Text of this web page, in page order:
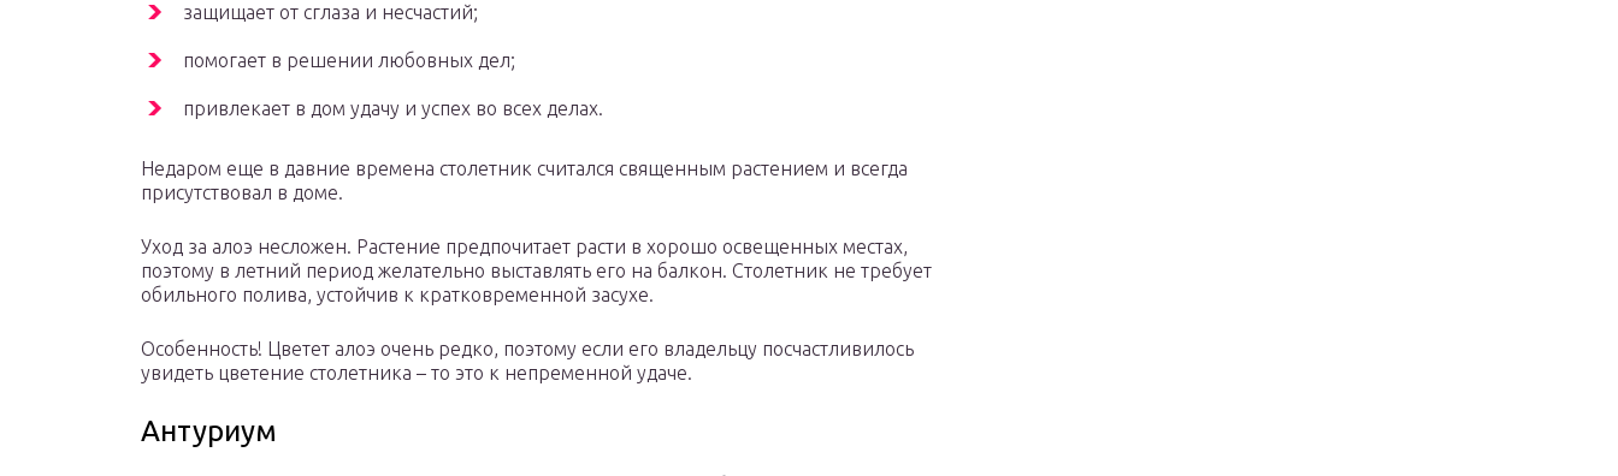
защищает от сглаза и несчастий;
помогает в решении любовных дел;
привлекает в дом удачу и успех во всех делах.
Недаром еще в давние времена столетник считался священным растением и всегда
присутствовал в доме.
Уход за алоэ несложен. Растение предпочитает расти в хорошо освещенных местах,
поэтому в летний период желательно выставлять его на балкон. Столетник не требует
обильного полива, устойчив к кратковременной засухе.
Особенность! Цветет алоэ очень редко, поэтому если его владельцу посчастливилось
увидеть цветение столетника – то это к непременной удаче.
Антуриум